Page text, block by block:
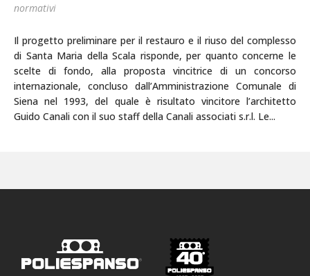
normativi
Il progetto preliminare per il restauro e il riuso del complesso
di Santa Maria della Scala risponde, per quanto concerne le
scelte di fondo, alla proposta vincitrice di un concorso
internazionale, concluso dall’Amministrazione Comunale di
Siena nel 1993, del quale è risultato vincitore l’architetto
Guido Canali con il suo staff della Canali associati s.r.l. Le...